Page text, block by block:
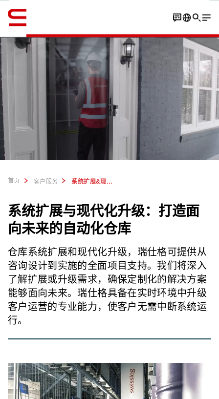
系统扩展
联系方式
首页 客户服务 系统扩展&现代化升级
系统扩展与现代化升级：打造面
向未来的自动化仓库
仓库系统扩展和现代化升级，瑞仕格可提供从
咨询设计到实施的全面项目支持。我们将深入
了解扩展或升级需求，确保定制化的解决方案
能够面向未来。瑞仕格具备在实时环境中升级
客户运营的专业能力，使客户无需中断系统运
行。